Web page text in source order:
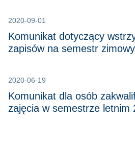
2020-09-01
Komunikat dotyczący
zapisów na semestr
2020-06-19
Komunikat dla osób
zajęcia w semestrze letnim